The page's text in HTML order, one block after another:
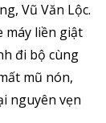
Vũ Văn Lộc.
máy liền giật
đi bộ cùng
mũ nón,
nguyên vẹn